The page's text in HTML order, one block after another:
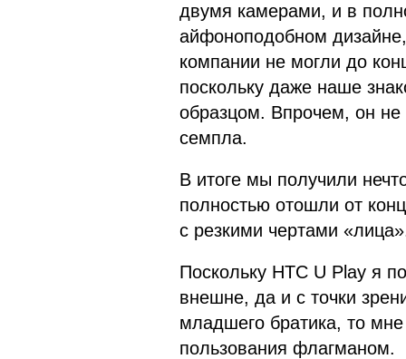
двумя камерами, и в
айфоноподобном
компании не могли до
поскольку даже наше
образцом. Впрочем, он не
семпла.
В итоге мы получили
полностью отошли от
с резкими чертами
Поскольку HTC U Play я
внешне, да и с точки
младшего братика, то мне
пользования флагманом.